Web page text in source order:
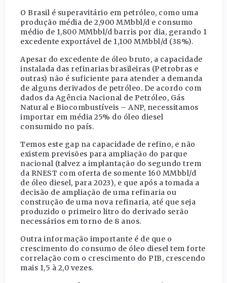
O Brasil é superavitário em petróleo, como uma
produção média de 2,900 MMbbl/d e consumo
médio de 1,800 MMbbl/d barris por dia, gerando 1
excedente exportável de 1,100 MMbbl/d (38%).
Apesar do excedente de óleo bruto, a capacidade
instalada das refinarias brasileiras (Petrobras e
outras) não é suficiente para atender a demanda
de alguns derivados de petróleo. De acordo com
dados da Agência Nacional de Petróleo, Gás
Natural e Biocombustíveis – ANP, necessitamos
importar em média 25% do óleo diesel
consumido no país.
Temos este gap na capacidade de refino, e não
existem previsões para ampliação do parque
nacional (talvez a implantação do segundo trem
da RNEST com oferta de somente 160 MMbbl/d
de óleo diesel, para 2023), e que após a tomada a
decisão de ampliação de uma refinaria ou
construção de uma nova refinaria, até que seja
produzido o primeiro litro do derivado serão
necessários em torno de 8 anos.
Outra informação importante é de que o
crescimento do consumo de óleo diesel tem forte
correlação com o crescimento do PIB, crescendo
mais 1,5 à 2,0 vezes.